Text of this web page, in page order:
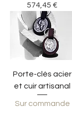
Prix
574,45 €
Porte-clés acier
et cuir artisanal
Sur commande